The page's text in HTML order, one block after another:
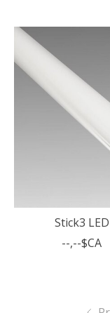
Stick3 LED
--,--$CA